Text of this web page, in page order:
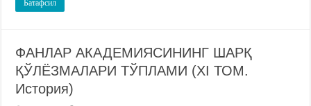
Батафсил
ФАНЛАР АКАДЕМИЯСИНИНГ ШАРҚ
ҚЎЛЁЗМАЛАРИ ТЎПЛАМИ (XI ТОМ.
История)